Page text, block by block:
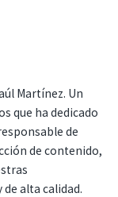
Martínez. Un
que ha dedicado
de
de contenido,
alta calidad.